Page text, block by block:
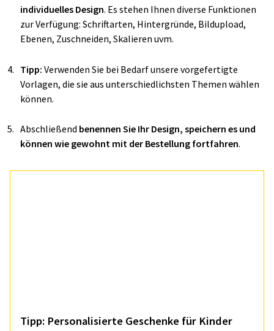
individuelles Design. Es stehen Ihnen diverse Funktionen
zur Verfügung: Schriftarten, Hintergründe, Bildupload,
Ebenen, Zuschneiden, Skalieren uvm.
Tipp: Verwenden Sie bei Bedarf unsere vorgefertigte
Vorlagen, die sie aus unterschiedlichsten Themen wählen
können.
Abschließend benennen Sie Ihr Design, speichern es und
können wie gewohnt mit der Bestellung fortfahren.
Tipp: Personalisierte Geschenke für Kinder